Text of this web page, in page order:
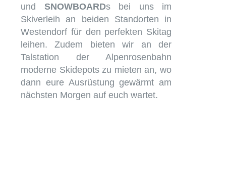
und SNOWBOARDs bei uns im
Skiverleih an beiden Standorten in
Westendorf für den perfekten Skitag
leihen. Zudem bieten wir an der
Talstation der Alpenrosenbahn
moderne Skidepots zu mieten an, wo
dann eure Ausrüstung gewärmt am
nächsten Morgen auf euch wartet.